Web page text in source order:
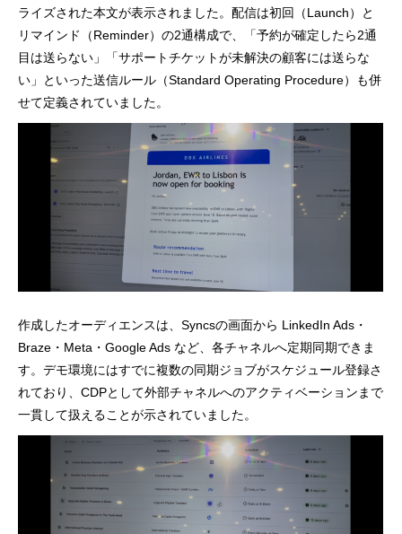
ライズされた本文が表示されました。配信は初回（Launch）と
リマインド（Reminder）の2通構成で、「予約が確定したら2通
目は送らない」「サポートチケットが未解決の顧客には送らな
い」といった送信ルール（Standard Operating Procedure）も併
せて定義されていました。
作成したオーディエンスは、Syncsの画面から LinkedIn Ads・
Braze・Meta・Google Ads など、各チャネルへ定期同期できま
す。デモ環境にはすでに複数の同期ジョブがスケジュール登録さ
れており、CDPとして外部チャネルへのアクティベーションまで
一貫して扱えることが示されていました。